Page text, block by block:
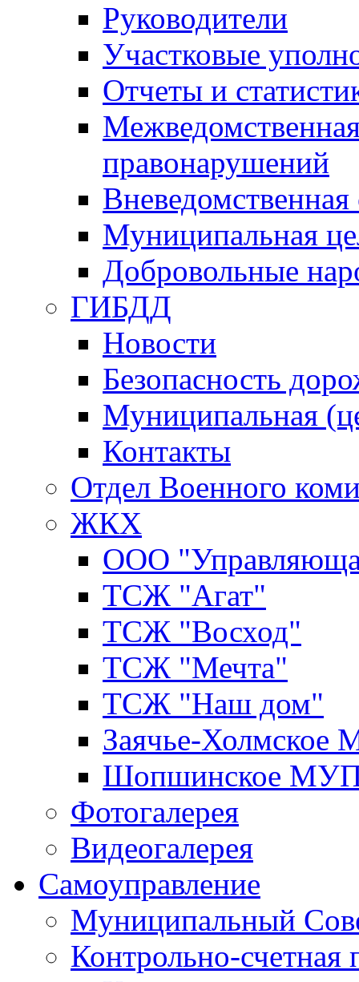
Руководители
Участковые
Отчеты и
правонарушений
Вневедомственная
Муниципальная
Добровольные
ГИБДД
Новости
Безопасность
Муниципальная
Контакты
Отдел Военного
ЖКХ
ООО
ТСЖ "Агат"
ТСЖ "Восход"
ТСЖ "Мечта"
ТСЖ "Наш дом"
Заячье-
Шопшинское
Фотогалерея
Видеогалерея
Самоуправление
Муниципальный
Контрольно-счетная